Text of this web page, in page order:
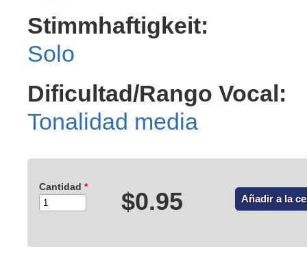
Stimmhaftigkeit:
Solo
Dificultad/Rango Vocal:
Tonalidad media
Cantidad *
$0.95